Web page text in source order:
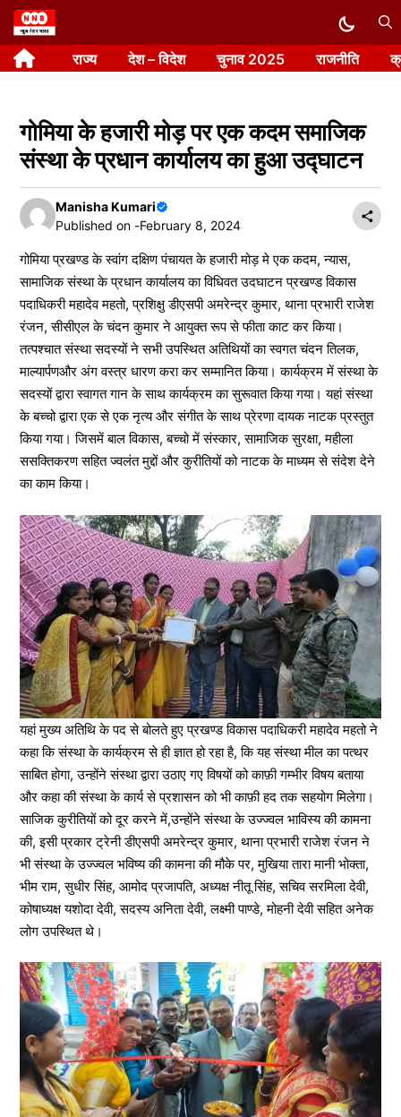
Skip
to
content राज्य देश – विदेश चुनाव 2025 राजनीति
गोमिया के हजारी मोड़ पर एक कदम समाजिक
संस्था के प्रधान कार्यालय का हुआ उद्घाटन
Manisha Kumari
Published on -February 8, 2024
गोमिया प्रखण्ड के स्वांग दक्षिण पंचायत के हजारी मोड़ मे एक कदम, न्यास,
सामाजिक संस्था के प्रधान कार्यालय का विधिवत उदघाटन प्रखण्ड विकास
पदाधिकरी महादेव महतो, प्रशिक्षु डीएसपी अमरेन्द्र कुमार, थाना प्रभारी राजेश
रंजन, सीसीएल के चंदन कुमार ने आयुक्त रूप से फीता काट कर किया।
तत्पश्चात संस्था सदस्यों ने सभी उपस्थित अतिथियों का स्वगत चंदन तिलक,
माल्यार्पणऔर अंग वस्त्र धारण करा कर सम्मानित किया। कार्यक्रम में संस्था के
सदस्यों द्वारा स्वागत गान के साथ कार्यक्रम का सुरूवात किया गया। यहां संस्था
के बच्चो द्वारा एक से एक नृत्य और संगीत के साथ प्रेरणा दायक नाटक प्रस्तुत
किया गया। जिसमें बाल विकास, बच्चो में संस्कार, सामाजिक सुरक्षा, महीला
ससक्तिकरण सहित ज्वलंत मुद्दों और कुरीतियों को नाटक के माध्यम से संदेश देने
का काम किया।
यहां मुख्य अतिथि के पद से बोलते हुए प्रखण्ड विकास पदाधिकरी महादेव महतो ने
कहा कि संस्था के कार्यक्रम से ही ज्ञात हो रहा है, कि यह संस्था मील का पत्थर
साबित होगा, उन्होंने संस्था द्वारा उठाए गए विषयों को काफ़ी गम्भीर विषय बताया
और कहा की संस्था के कार्य से प्रशासन को भी काफ़ी हद तक सहयोग मिलेगा।
साजिक कुरीतियों को दूर करने में,उन्होंने संस्था के उज्ज्वल भाविस्य की कामना
की, इसी प्रकार ट्रेनी डीएसपी अमरेन्द्र कुमार, थाना प्रभारी राजेश रंजन ने
भी संस्था के उज्ज्वल भविष्य की कामना की मौके पर, मुखिया तारा मानी भोक्ता,
भीम राम, सुधीर सिंह, आमोद प्रजापति, अध्यक्ष नीतू सिंह, सचिव सरमिला देवी,
कोषाध्यक्ष यशोदा देवी, सदस्य अनिता देवी, लक्ष्मी पाण्डे, मोहनी देवी सहित अनेक
लोग उपस्थित थे।